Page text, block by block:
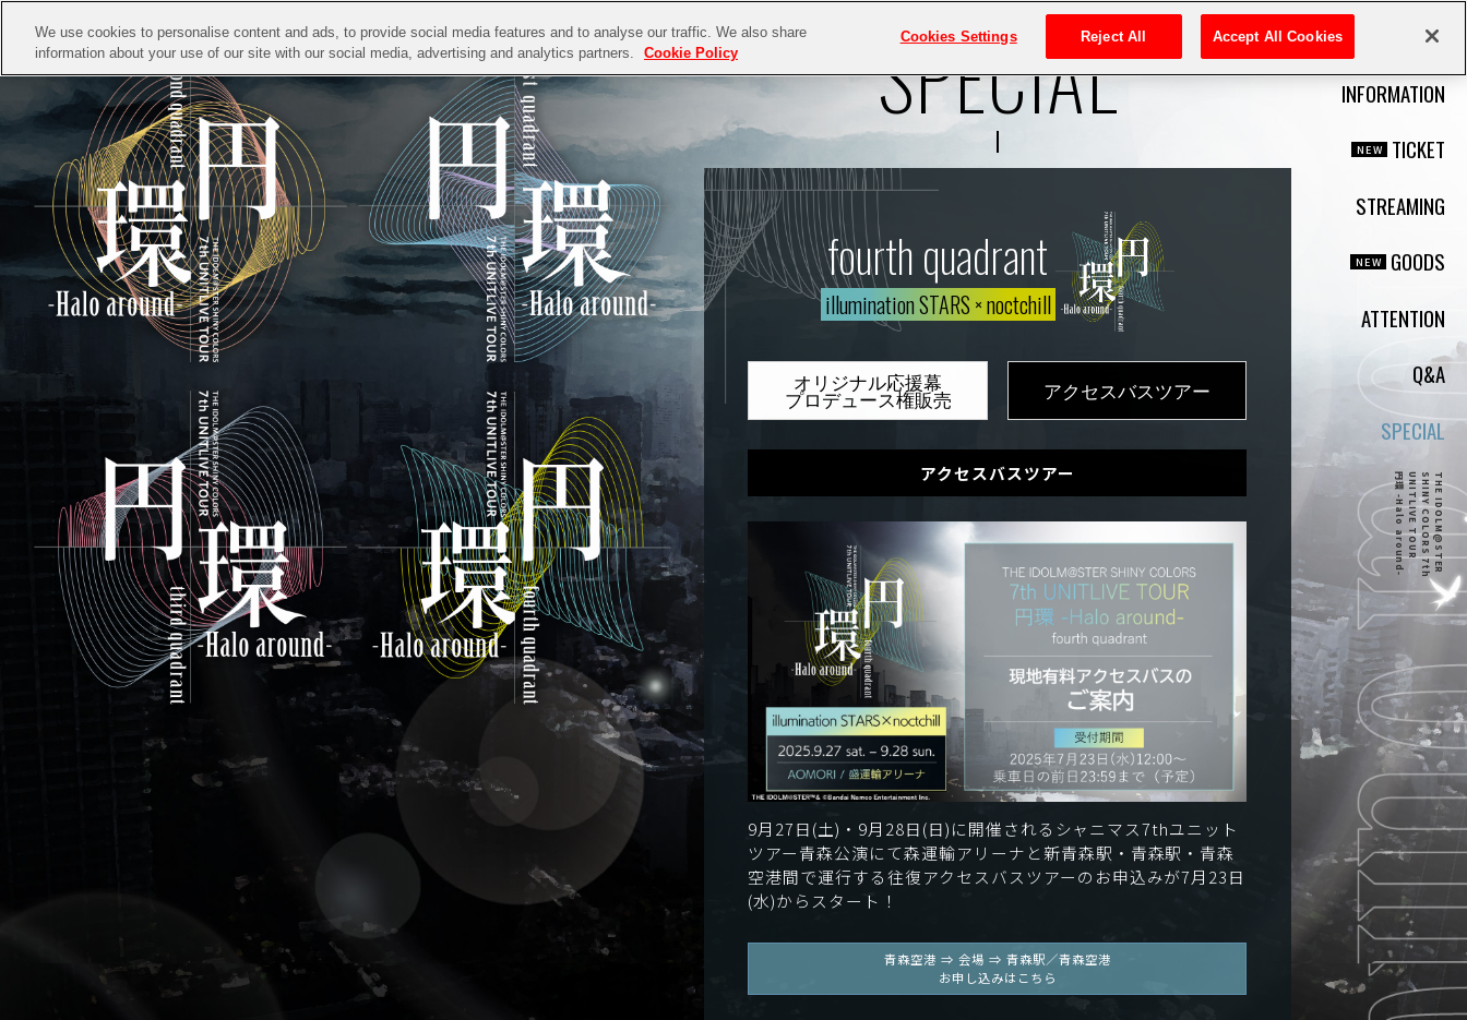
TOP
INFORMATION
TICKET
STREAMING
GOODS
ATTENTION
Q&A
SPECIAL
THE IDOLM@STER
SHINY COLORS 7th
UNITLIVE TOUR
円環 -Halo around-
SPECIAL
fourth quadrant
illumination STARS ×noctchill
オリジナル応援幕
プロデュース権販売 アクセスバスツアー
アクセスバスツアー
9月27日(土)・9月28日(日)に開催されるシャニマス7thユニット
ツアー青森公演にて森運輸アリーナと新青森駅・青森駅・青森
空港間で運行する往復アクセスバスツアーのお申込みが7月23日
(水)からスタート！
青森空港 ⇒ 会場 ⇒ 青森駅／青森空港
お申し込みはこちら
We use cookies to personalise content and ads, to provide social media features and to analyse our traffic. We also share
information about your use of our site with our social media, advertising and analytics partners.
Cookie Policy
Cookies Settings Reject All Accept All Cookies